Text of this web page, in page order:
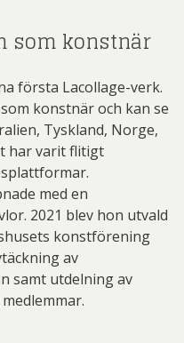
som konstnär
första Lacollage-verk.
konstnär och kan se
Tyskland, Norge,
har varit flitigt
med en
2021 blev hon utvald
konstförening
av
samt utdelning av